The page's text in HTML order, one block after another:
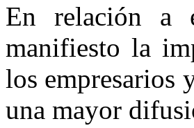
En relación a
manifiesto la
los empresarios
una mayor